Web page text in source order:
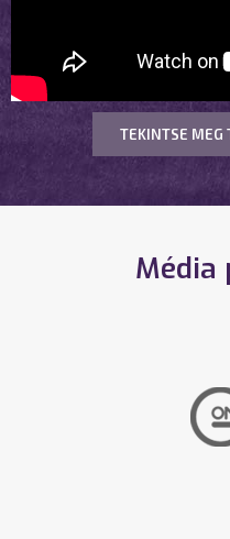
TEKINTSE MEG
Média